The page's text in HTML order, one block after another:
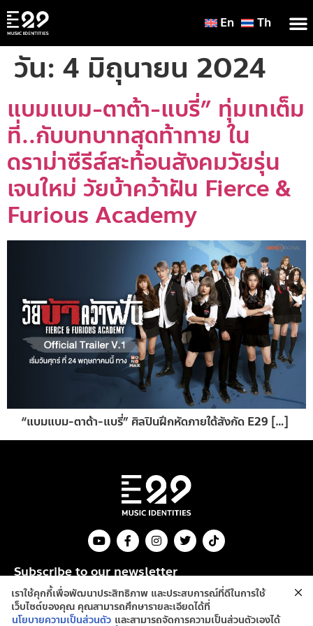
En Th
วัน: 4 มิถุนายน 2024
แบมแบม-ตาต้า-แบรี่” ทุ่มเทเต็ม
ที่..กับบทบาทสุดท้าทาย ใน
ดราม่าซีรีส์สะท้อนสังคมวัยรุ่น
เจนใหม่ วัยบ้าคว้าฝัน Fierce &
Furious Academy
“แบมแบม-ตาต้า-แบรี่” ศิลปินฝึกหัดภายใต้สังกัด E29 […]
Subscribe to our newsletter
Send
เราใช้คุกกี้เพื่อพัฒนาประสิทธิภาพ และประสบการณ์ที่ดีในการใช้
เว็บไซต์ของคุณ คุณสามารถศึกษารายละเอียดได้ที่
นโยบายความเป็นส่วนตัว และสามารถจัดการความเป็นส่วนตัวเองได้